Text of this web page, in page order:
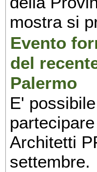
mostra si
Evento
del
Palermo
E'
Architetti
settembre.